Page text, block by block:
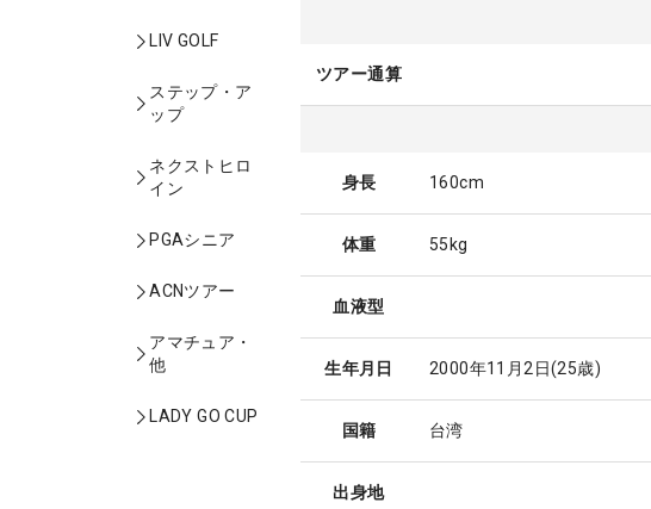
LIV GOLF
ステップ・ア
ップ
ネクストヒロ
イン
PGAシニア
ACNツアー
アマチュア・
他
LADY GO CUP
ツアー通算
身長 160cm
体重 55kg
血液型
生年月日 2000年11月2日(25歳)
国籍 台湾
出身地